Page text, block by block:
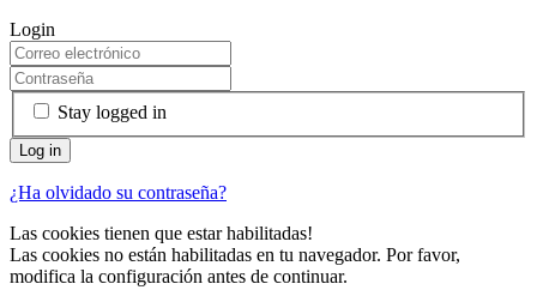
Login
Stay logged in
¿Ha olvidado su contraseña?
Las cookies tienen que estar habilitadas!
Las cookies no están habilitadas en tu navegador. Por favor,
modifica la configuración antes de continuar.